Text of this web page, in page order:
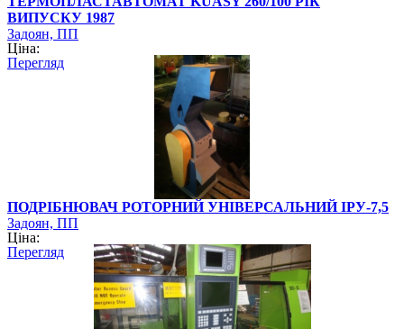
ВИПУСКУ 1987
Задоян, ПП
Ціна:
Перегляд
ПОДРІБНЮВАЧ РОТОРНИЙ УНІВЕРСАЛЬНИЙ ІРУ-7,5
Задоян, ПП
Ціна:
Перегляд